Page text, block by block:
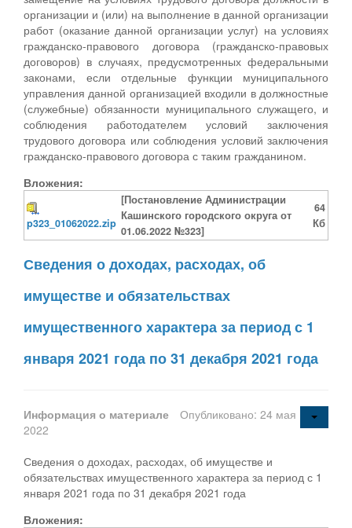
организации и (или) на выполнение в данной организации
работ (оказание данной организации услуг) на условиях
гражданско-правового договора (гражданско-правовых
договоров) в случаях, предусмотренных федеральными
законами, если отдельные функции муниципального
управления данной организацией входили в должностные
(служебные) обязанности муниципального служащего, и
соблюдения работодателем условий заключения
трудового договора или соблюдения условий заключения
гражданско-правового договора с таким гражданином.
Вложения:
p323_01062022.zip
[Постановление Администрации
Кашинского городского округа от
01.06.2022 №323]
64
Кб
Сведения о доходах, расходах, об
имуществе и обязательствах
имущественного характера за период с 1
января 2021 года по 31 декабря 2021 года
Информация о материале
Опубликовано: 24 мая
2022
Сведения о доходах, расходах, об имуществе и
обязательствах имущественного характера за период с 1
января 2021 года по 31 декабря 2021 года
Вложения: